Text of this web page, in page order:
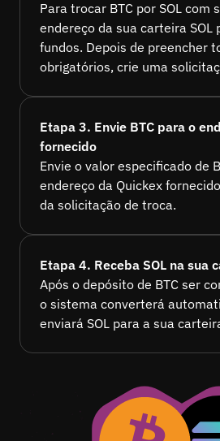
Para trocar BTC por SOL com
endereço da sua carteira SOL
fundos. Depois de preencher
obrigatórios, crie uma
Etapa 3. Envie BTC para o
fornecido
Envie o valor especificado de
endereço da Quickex
da solicitação de troca.
Etapa 4. Receba SOL na sua
Após o depósito de BTC ser
o sistema converterá
enviará SOL para a sua